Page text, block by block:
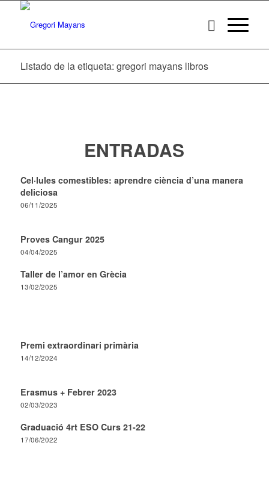
Listado de la etiqueta: gregori mayans libros
ENTRADAS
Cel·lules comestibles: aprendre ciència d’una manera
deliciosa
06/11/2025
Proves Cangur 2025
04/04/2025
Taller de l’amor en Grècia
13/02/2025
Premi extraordinari primària
14/12/2024
Erasmus + Febrer 2023
02/03/2023
Graduació 4rt ESO Curs 21-22
17/06/2022